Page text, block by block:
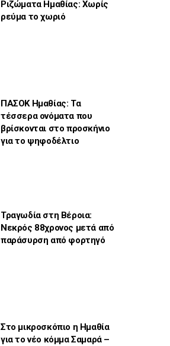
Ριζώματα Ημαθίας: Χωρίς
ρεύμα το χωριό
ΠΑΣΟΚ Ημαθίας: Τα
τέσσερα ονόματα που
βρίσκονται στο προσκήνιο
για το ψηφοδέλτιο
Τραγωδία στη Βέροια:
Νεκρός 88χρονος μετά από
παράσυρση από φορτηγό
Στο μικροσκόπιο η Ημαθία
για το νέο κόμμα Σαμαρά –